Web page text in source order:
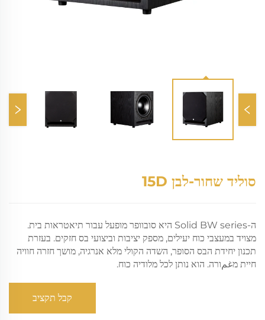
סוליד שחור-לבן 15D
ה-Solid BW series היא סובוופר מופעל עבור תיאטראות בית.
מצויד במעצבי כוח יעילים, מספק יציבות וביצועי בס חזקים. בעזרת
תכנון יחידת הבס הסופר, השדה הקולי מלא אנרגיה, מושך חזרה חוויה
חיית מغمורה. הוא נותן לכל מלודיה כוח.
קבל תקציב